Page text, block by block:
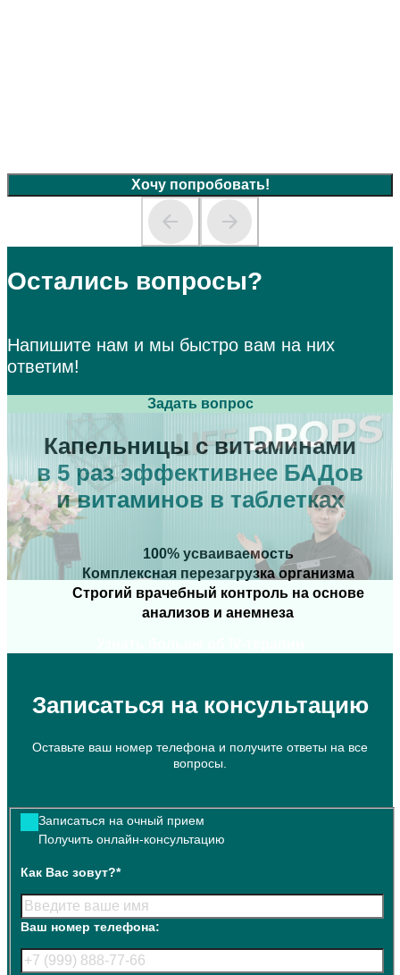
Хочу попробовать!
Остались вопросы?
Напишите нам и мы быстро вам на них
ответим!
Задать вопрос
Капельницы с витаминами
в 5 раз эффективнее БАДов
и витаминов в таблетках
100% усваиваемость
Комплексная перезагрузка организма
Строгий врачебный контроль на основе
анализов и анемнеза
Записаться на консультацию
Оставьте ваш номер телефона и получите ответы на все
вопросы.
Записаться на очный прием
Получить онлайн-консультацию
Как Вас зовут?*
Ваш номер телефона: